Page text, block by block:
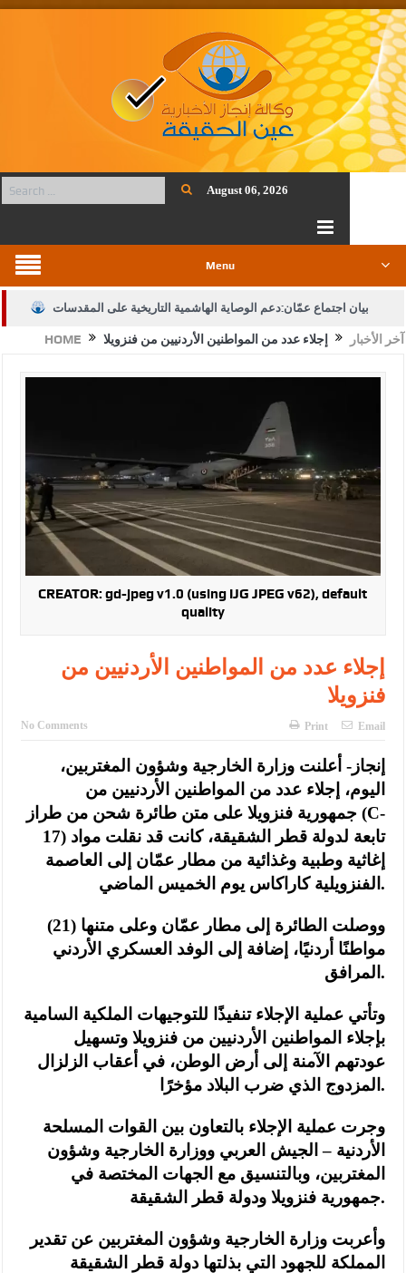
August 06, 2026
Menu
بيان اجتماع عمّان:دعم الوصاية الهاشمية التاريخية على المقدسات
الإسلامية والمسيحية
الأمن يتلف 16 مليون حبة كبتاجون و1480 كغم مواد مخدرة
النواب يقر مشروع تعديل قانون الملكية العقارية
القاضي يلتقي رؤساء تحرير الصحف اليومية ويؤكد حرص مجلس النواب
على شراكة فاعلة مع الإعلام
دعوة المكلفين بخدمة العلم (الدفعة الثالثة) إلى مراجعة منصة خدمة
الملك يلتقي مجموعة من رفاق السلاح
الملك يتلقى اتصالا هاتفيا من العاهل البحريني
عارف بيك فريحات.. مبارك وبكم تزهو المناصب
HOME آخر الأخبار إجلاء عدد من المواطنين الأردنيين من فنزويلا
CREATOR: gd-jpeg v1.0 (using IJG JPEG v62), default
quality
إجلاء عدد من المواطنين الأردنيين من
فنزويلا
No Comments Print Email
إنجاز- أعلنت وزارة الخارجية وشؤون المغتربين،
اليوم، إجلاء عدد من المواطنين الأردنيين من
جمهورية فنزويلا على متن طائرة شحن من طراز (C-
17) تابعة لدولة قطر الشقيقة، كانت قد نقلت مواد
إغاثية وطبية وغذائية من مطار عمّان إلى العاصمة
الفنزويلية كاراكاس يوم الخميس الماضي.
ووصلت الطائرة إلى مطار عمّان وعلى متنها (21)
مواطنًا أردنيًا، إضافة إلى الوفد العسكري الأردني
المرافق.
وتأتي عملية الإجلاء تنفيذًا للتوجيهات الملكية السامية
بإجلاء المواطنين الأردنيين من فنزويلا وتسهيل
عودتهم الآمنة إلى أرض الوطن، في أعقاب الزلزال
المزدوج الذي ضرب البلاد مؤخرًا.
وجرت عملية الإجلاء بالتعاون بين القوات المسلحة
الأردنية – الجيش العربي ووزارة الخارجية وشؤون
المغتربين، وبالتنسيق مع الجهات المختصة في
جمهورية فنزويلا ودولة قطر الشقيقة.
وأعربت وزارة الخارجية وشؤون المغتربين عن تقدير
المملكة للجهود التي بذلتها دولة قطر الشقيقة